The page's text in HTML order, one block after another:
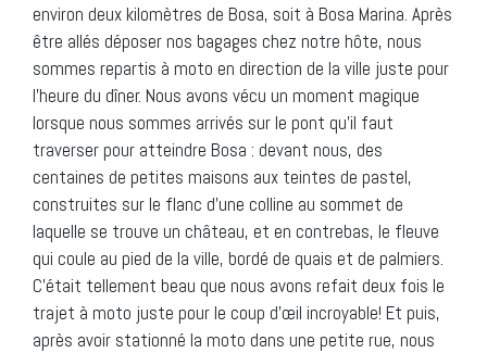
environ deux kilomètres de Bosa, soit à Bosa Marina. Après
être allés déposer nos bagages chez notre hôte, nous
sommes repartis à moto en direction de la ville juste pour
l’heure du dîner. Nous avons vécu un moment magique
lorsque nous sommes arrivés sur le pont qu’il faut
traverser pour atteindre Bosa : devant nous, des
centaines de petites maisons aux teintes de pastel,
construites sur le flanc d’une colline au sommet de
laquelle se trouve un château, et en contrebas, le fleuve
qui coule au pied de la ville, bordé de quais et de palmiers.
C’était tellement beau que nous avons refait deux fois le
trajet à moto juste pour le coup d’œil incroyable! Et puis,
après avoir stationné la moto dans une petite rue, nous